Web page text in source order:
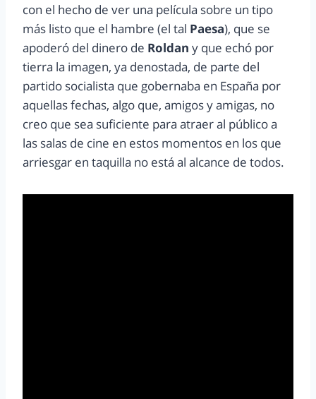
con el hecho de ver una película sobre un tipo
más listo que el hambre (el tal Paesa), que se
apoderó del dinero de Roldan y que echó por
tierra la imagen, ya denostada, de parte del
partido socialista que gobernaba en España por
aquellas fechas, algo que, amigos y amigas, no
creo que sea suficiente para atraer al público a
las salas de cine en estos momentos en los que
arriesgar en taquilla no está al alcance de todos.